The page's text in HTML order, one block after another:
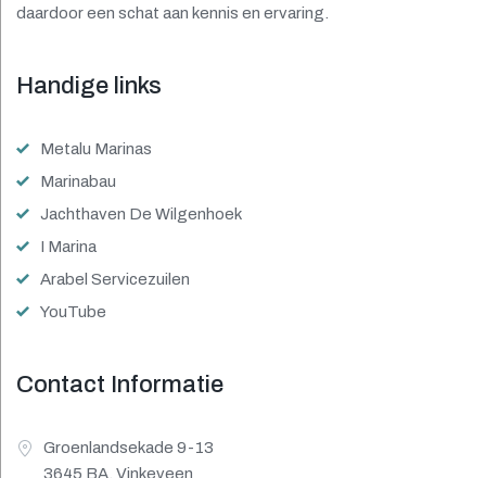
daardoor een schat aan kennis en ervaring.
Handige links
Metalu Marinas
Marinabau
Jachthaven De Wilgenhoek
I Marina
Arabel Servicezuilen
YouTube
Contact Informatie
Groenlandsekade 9-13
3645 BA, Vinkeveen